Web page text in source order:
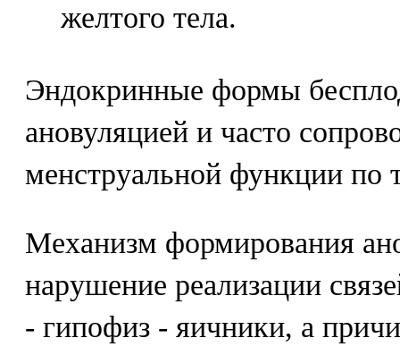
желтого тела.
Эндокринные формы
ановуляцией и часто
менструальной функции по
Механизм формирования
нарушение реализации
- гипофиз - яичники, а